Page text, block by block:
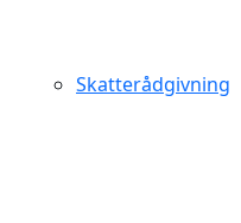
Skatterådgivning